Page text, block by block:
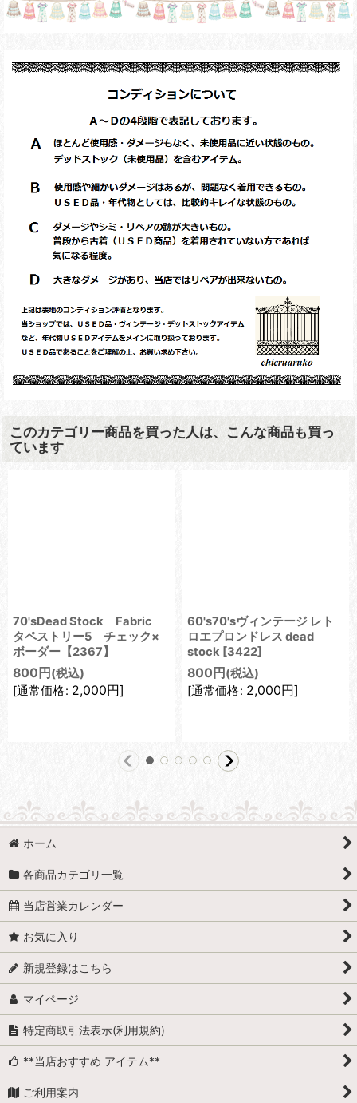
このカテゴリー商品を買った人は、こんな商品も買っ
ています
70'sDead Stock Fabric
タペストリー5 チェック×
ボーダー【2367】
800 円 (税込)
[通常価格: 2,000円]
60's70'sヴィンテージ レト
ロエプロンドレス dead
stock [3422]
800 円 (税込)
[通常価格: 2,000円]
ホーム
各商品カテゴリ一覧
当店営業カレンダー
お気に入り
新規登録はこちら
マイページ
特定商取引法表示(利用規約)
**当店おすすめ アイテム**
ご利用案内